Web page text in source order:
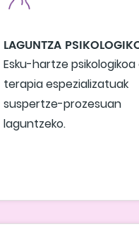
LAGUNTZA
Esku-hartze
terapia espezializatuak
suspertze-prozesuan
laguntzeko.